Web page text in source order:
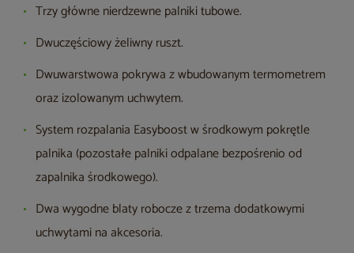
Trzy główne nierdzewne palniki tubowe.
Dwuczęściowy żeliwny ruszt.
Dwuwarstwowa pokrywa z wbudowanym termometrem
oraz izolowanym uchwytem.
System rozpalania Easyboost w środkowym pokrętle
palnika (pozostałe palniki odpalane bezpośrenio od
zapalnika środkowego).
Dwa wygodne blaty robocze z trzema dodatkowymi
uchwytami na akcesoria.